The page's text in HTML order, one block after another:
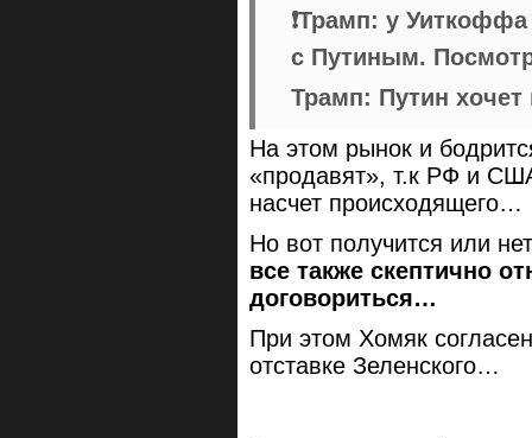
❗️Трамп: у
с Путиным.
Трамп: Путин
На этом рынок и
«продавят», т.к РФ и
насчет происходящего…
Но вот получится или
все также скептично
договориться…
При этом Хомяк
отставке Зеленского…